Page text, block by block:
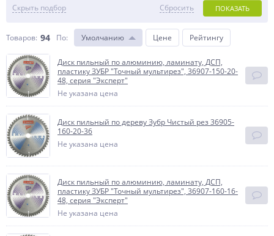
Скрыть подбор ПОКАЗАТЬ
Сбросить
Товаров: 94 По: Умолчанию Цене Рейтингу
Диск пильный по алюминию, ламинату, ДСП,
пластику ЗУБР "Точный мультирез", 36907-150-20-
48, серия "Эксперт"
Не указана цена
Диск пильный по дереву Зубр Чистый рез 36905-
160-20-36
Не указана цена
Диск пильный по алюминию, ламинату, ДСП,
пластику ЗУБР "Точный мультирез", 36907-160-16-
48, серия "Эксперт"
Не указана цена